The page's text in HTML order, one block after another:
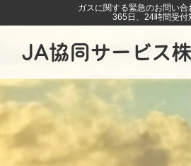
ガスに関する緊急のお問い合
365日、24時間受付
JA協同サービス